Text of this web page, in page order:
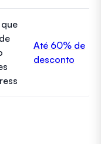
Até 60% de
desconto